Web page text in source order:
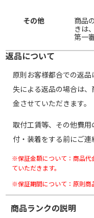
その他
商品
きは
第一
返品について
原則お客様都合での返
失による返品の場合は
金させていただきます。
取付工賃等、その他費
付・装着をする前にご連
※保証金額について：商品代
ていただきます。
※保証期間について：原則商
商品ランクの説明